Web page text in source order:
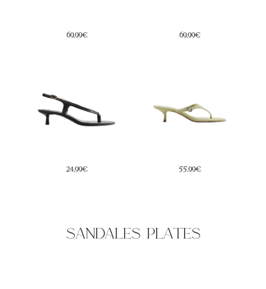
69,99€
24,99€
69,99€
55,99€
sandales plates